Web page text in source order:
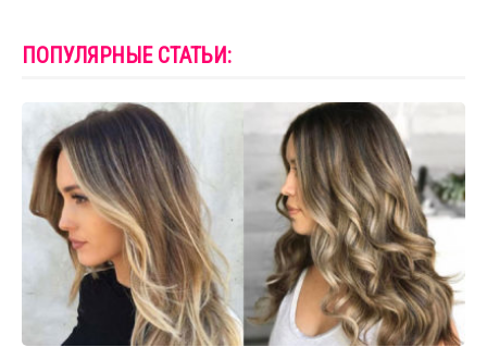
ПОПУЛЯРНЫЕ СТАТЬИ: